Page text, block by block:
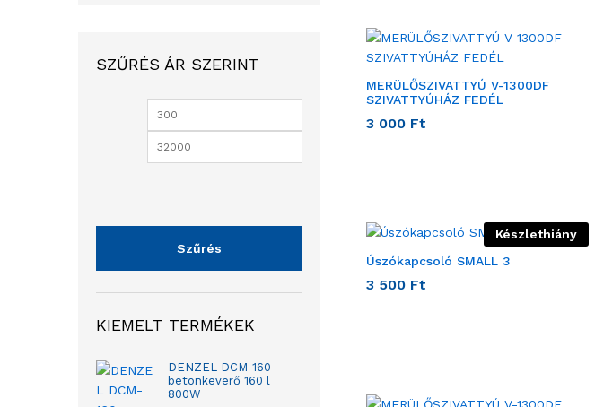
MERÜLŐSZIVATTYÚ V-1300DF
SZIVATTYÚHÁZ FEDÉL
3 000 Ft
Készlethiány
Úszókapcsoló SMALL 3
3 500 Ft
SZŰRÉS ÁR SZERINT
Szűrés
KIEMELT TERMÉKEK
DENZEL DCM-160
betonkeverő 160 l
800W